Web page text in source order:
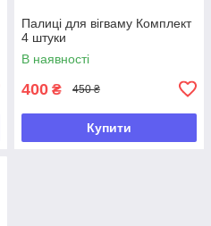
Палиці для вігваму Комплект
4 штуки
В наявності
400 ₴ 450 ₴
Купити